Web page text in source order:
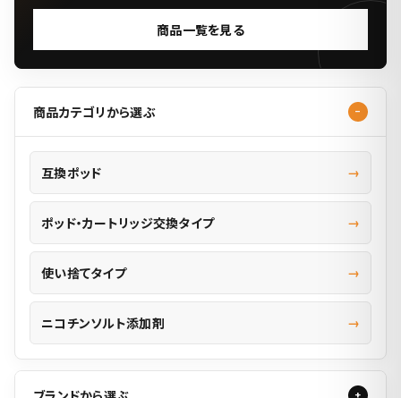
商品一覧を見る
商品カテゴリから選ぶ
互換ポッド
ポッド・カートリッジ交換タイプ
使い捨てタイプ
ニコチンソルト添加剤